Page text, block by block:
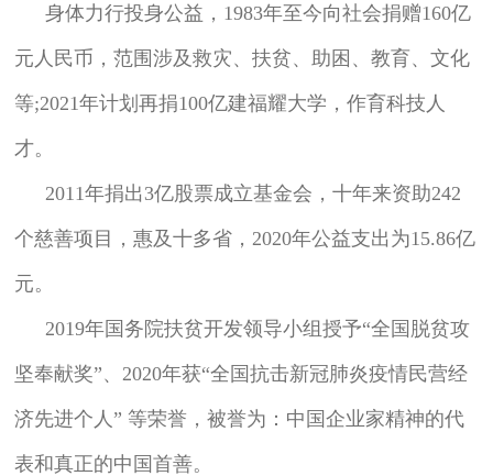
身体力行投身公益，1983年至今向社会捐赠160亿
元人民币，范围涉及救灾、扶贫、助困、教育、文化
等;2021年计划再捐100亿建福耀大学，作育科技人
才。
2011年捐出3亿股票成立基金会，十年来资助242
个慈善项目，惠及十多省，2020年公益支出为15.86亿
元。
2019年国务院扶贫开发领导小组授予“全国脱贫攻
坚奉献奖”、2020年获“全国抗击新冠肺炎疫情民营经
济先进个人” 等荣誉，被誉为：中国企业家精神的代
表和真正的中国首善。